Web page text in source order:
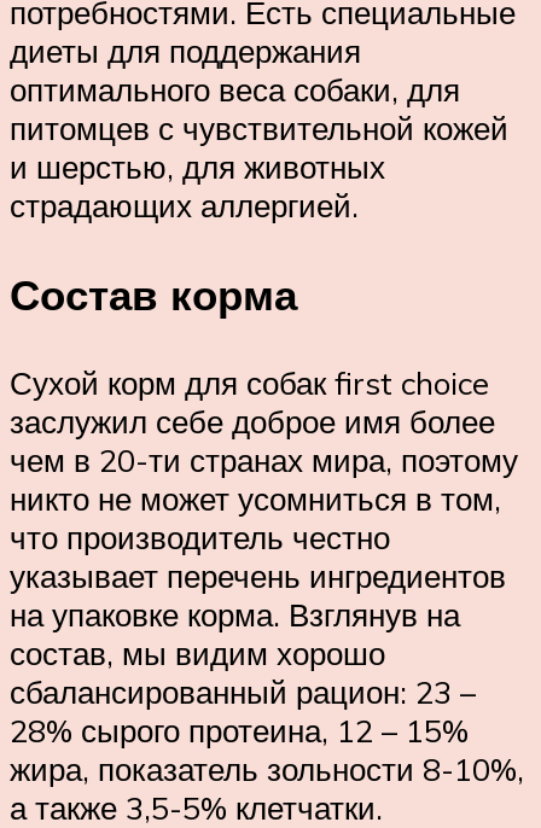
потребностями. Есть специальные
диеты для поддержания
оптимального веса собаки, для
питомцев с чувствительной кожей
и шерстью, для животных
страдающих аллергией.
Состав корма
Сухой корм для собак first choice
заслужил себе доброе имя более
чем в 20-ти странах мира, поэтому
никто не может усомниться в том,
что производитель честно
указывает перечень ингредиентов
на упаковке корма. Взглянув на
состав, мы видим хорошо
сбалансированный рацион: 23 –
28% сырого протеина, 12 – 15%
жира, показатель зольности 8-10%,
а также 3,5-5% клетчатки.